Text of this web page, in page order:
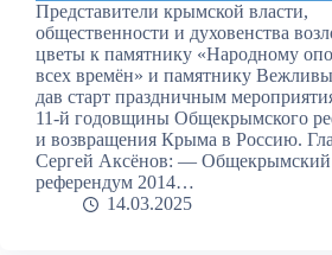
Представители крымской власти,
общественности и духовенства
цветы к памятнику «Народному
всех времён» и памятнику
дав старт праздничным
11-й годовщины Общекрымского
и возвращения Крыма в Россию.
Сергей Аксёнов: — Общекрымский
референдум 2014…
14.03.2025